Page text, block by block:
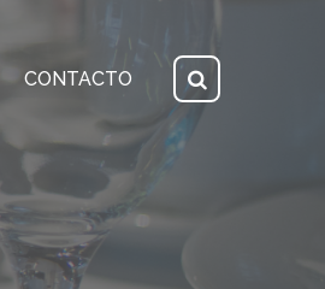
CONTACTO